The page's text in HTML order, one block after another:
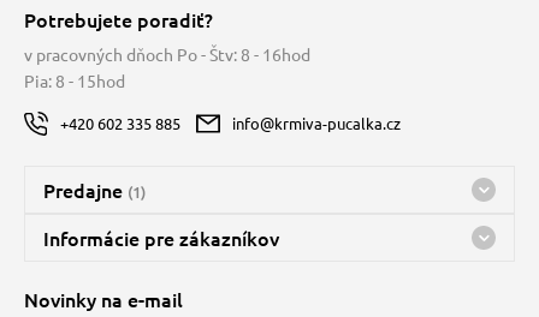
Potrebujete poradiť?
v pracovných dňoch Po - Štv: 8 - 16hod
Pia: 8 - 15hod
+420 602 335 885 info@krmiva-pucalka.cz
Predajne (1)
Predajňa a sklad Kbely
Bohužiaľ, momentálne máme zatvorené
Informácie pre zákazníkov
Novinky na e-mail